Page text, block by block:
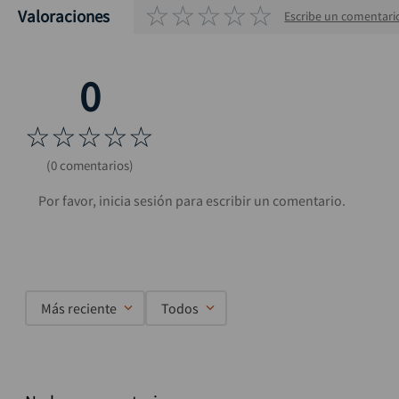
Valoraciones ☆☆☆☆☆ Escribe un
☆☆☆☆☆
(0 comentarios)
Más reciente Todos